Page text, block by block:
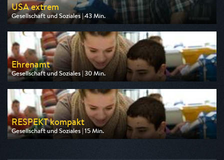
USA extrem
Gesellschaft und Soziales | 43 Min.
Ausgestrahlt von ZDF info
am 12.08.2026, 09:00
Ehrenamt
Gesellschaft und Soziales | 30 Min.
Ausgestrahlt von Phoenix
am 10.08.2026, 15:00
RESPEKT kompakt
Gesellschaft und Soziales | 15 Min.
Ausgestrahlt von ARD alpha